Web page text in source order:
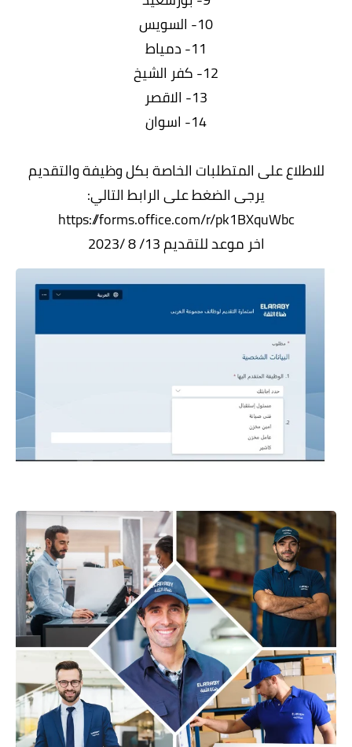
10- السويس
11- دمياط
12- كفر الشيخ
13- الاقصر
14- اسوان
للاطلاع على المتطلبات الخاصة بكل وظيفة والتقديم
يرجى الضغط على الرابط التالي:
https://forms.office.com/r/pk1BXquWbc
اخر موعد للتقديم 13/ 8 /2023